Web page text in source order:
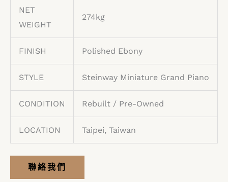
NET
WEIGHT
274kg
FINISH Polished Ebony
STYLE Steinway Miniature Grand Piano
CONDITION Rebuilt / Pre-Owned
LOCATION Taipei, Taiwan
聯絡我們